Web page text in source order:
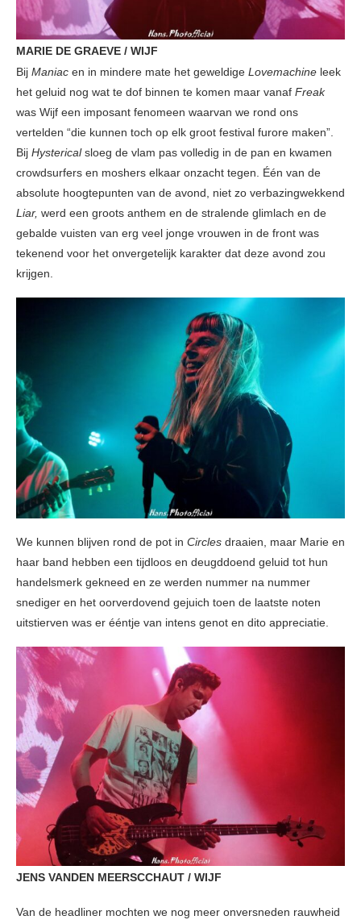
MARIE DE GRAEVE / WIJF
Bij Maniac en in mindere mate het geweldige Lovemachine leek
het geluid nog wat te dof binnen te komen maar vanaf Freak
was Wijf een imposant fenomeen waarvan we rond ons
vertelden “die kunnen toch op elk groot festival furore maken”.
Bij Hystericalsloeg de vlam pas volledig in de pan en kwamen
crowdsurfers en moshers elkaar onzacht tegen. Één van de
absolute hoogtepunten van de avond, niet zo verbazingwekkend
Liar, werd een groots anthem en de stralende glimlach en de
gebalde vuisten van erg veel jonge vrouwen in de front was
tekenend voor het onvergetelijk karakter dat deze avond zou
krijgen.
We kunnen blijven rond de pot in Circles draaien, maar Marie en
haar band hebben een tijdloos en deugddoend geluid tot hun
handelsmerk gekneed en ze werden nummer na nummer
snediger en het oorverdovend gejuich toen de laatste noten
uitstierven was er ééntje van intens genot en dito appreciatie.
JENS VANDEN MEERSCCHAUT / WIJF
Van de headliner mochten we nog meer onversneden rauwheid